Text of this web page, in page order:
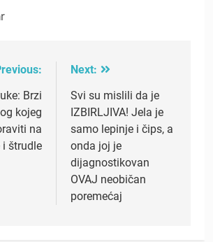
Brzi
kojeg
na
i štrudle
Next:
Svi su mislili da je
IZBIRLJIVA! Jela je
samo lepinje i čips, a
onda joj je
dijagnostikovan
OVAJ neobičan
poremećaj